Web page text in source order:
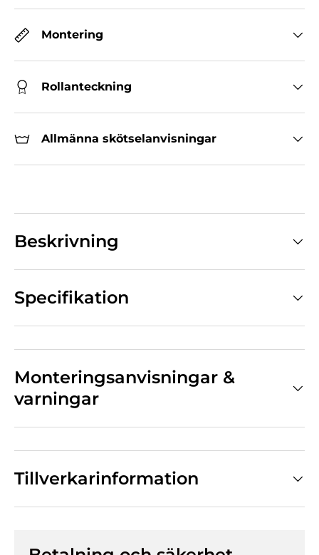
Montering
Rollanteckning
Allmänna skötselanvisningar
Beskrivning
Specifikation
Monteringsanvisningar &
varningar
Tillverkarinformation